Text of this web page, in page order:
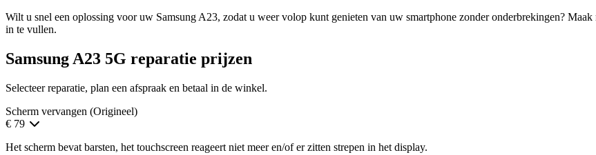
Wilt u snel een oplossing voor uw Samsung A23, zodat u weer volop kunt genieten van uw smartphone zonder onderbrekingen?
in te vullen.
Samsung A23 5G reparatie prijzen
Selecteer reparatie, plan een afspraak en betaal in de winkel.
Scherm vervangen (Origineel)
€ 79
Het scherm bevat barsten, het touchscreen reageert niet meer en/of er zitten strepen in het display.